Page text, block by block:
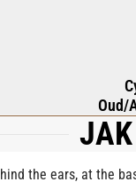
Oud/
JAK
the ears, at the